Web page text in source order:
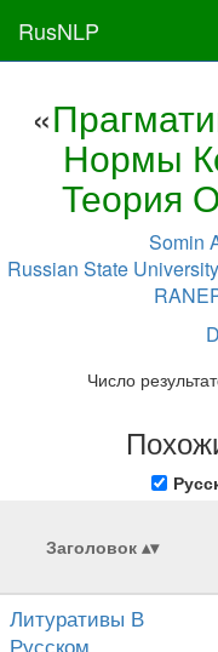
RusNLP
«
Нормы
Теория
Somin
Russian State
Число
Заголовок
Литуративы В
Русском